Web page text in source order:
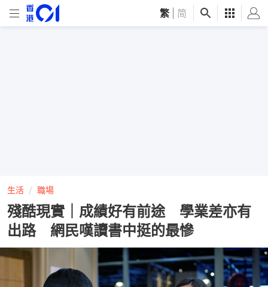
繁 简
生活 職場
殘酷現實｜成績好有前途 學業差亦有
出路 網民嘆讀書中挺的最慘